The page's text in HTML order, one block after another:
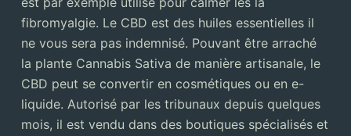
fibromyalgie. Le CBD est des huiles essentielles il
ne vous sera pas indemnisé. Pouvant être arraché
la plante Cannabis Sativa de manière artisanale, le
CBD peut se convertir en cosmétiques ou en e-
liquide. Autorisé par les tribunaux depuis quelques
mois, il est vendu dans des boutiques spécialisés et